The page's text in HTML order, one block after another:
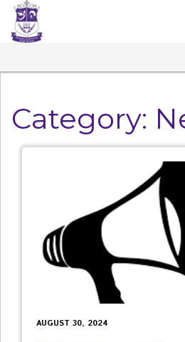
Category:
AUGUST 30, 2024